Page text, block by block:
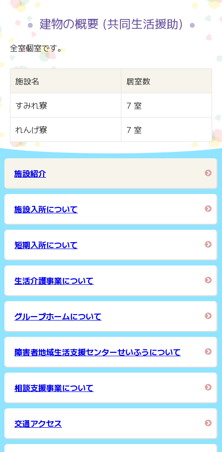
建物の概要 (共同生活援助)
全室個室です。
施設名 居室数
すみれ寮 7 室
れんげ寮 7 室
施設紹介
施設入所について
短期入所について
生活介護事業について
グループホームについて
障害者地域生活支援センターせいふうについて
相談支援事業について
交通アクセス